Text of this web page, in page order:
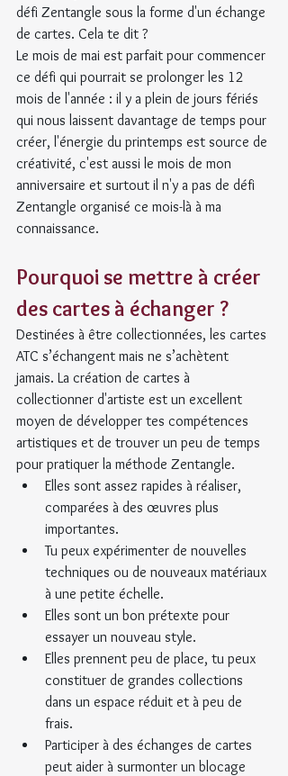
défi Zentangle sous la forme d'un échange
de cartes. Cela te dit ?
Le mois de mai est parfait pour commencer
ce défi qui pourrait se prolonger les 12
mois de l'année : il y a plein de jours fériés
qui nous laissent davantage de temps pour
créer, l'énergie du printemps est source de
créativité, c'est aussi le mois de mon
anniversaire et surtout il n'y a pas de défi
Zentangle organisé ce mois-là à ma
connaissance.
Pourquoi se mettre à créer
des cartes à échanger ?
Destinées à être collectionnées, les cartes
ATC s’échangent mais ne s’achètent
jamais. La création de cartes à
collectionner d'artiste est un excellent
moyen de développer tes compétences
artistiques et de trouver un peu de temps
pour pratiquer la méthode Zentangle.
Elles sont assez rapides à réaliser,
comparées à des œuvres plus
importantes.
Tu peux expérimenter de nouvelles
techniques ou de nouveaux matériaux
à une petite échelle.
Elles sont un bon prétexte pour
essayer un nouveau style.
Elles prennent peu de place, tu peux
constituer de grandes collections
dans un espace réduit et à peu de
frais.
Participer à des échanges de cartes
peut aider à surmonter un blocage